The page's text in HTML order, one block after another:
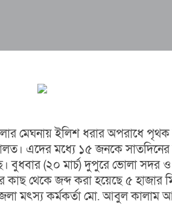
মেঘনায় ইলিশ ধরার অপরাধে
এদের মধ্যে ১৫ জনকে
বুধবার (২০ মার্চ) দুপুরে ভোলা সদর ও
থেকে জব্দ করা হয়েছে ৫ হাজার
মৎস্য কর্মকর্তা মো. আবুল কালাম